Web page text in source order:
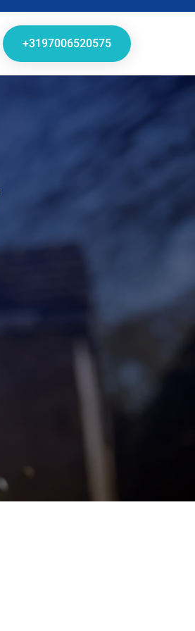
+3197006520575